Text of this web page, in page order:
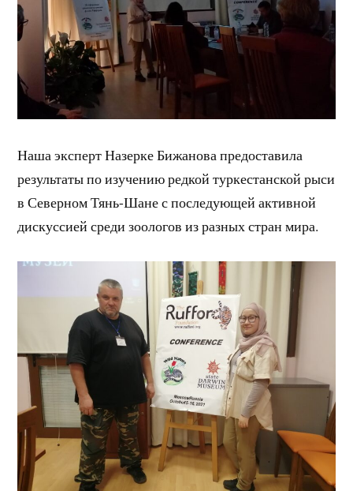
Наша эксперт Назерке Бижанова предоставила
результаты по изучению редкой туркестанской рыси
в Северном Тянь-Шане с последующей активной
дискуссией среди зоологов из разных стран мира.